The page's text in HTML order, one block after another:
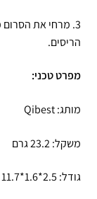
3. מרחי את
הריסים.
מפרט טכני:
מותג: Qibest
משקל: 23.2 גרם
גודל: 2.5*1.6*11.7 ס"מ